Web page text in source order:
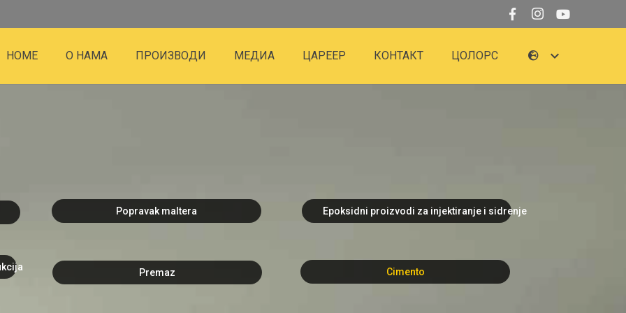
HOME О НАМА ПРОИЗВОДИ МЕДИА ЦАРЕЕР КОНТАКТ ЦОЛОРС
Popravak maltera Epoksidni proizvodi za injektiranje i sidrenje
Premaz Cimento